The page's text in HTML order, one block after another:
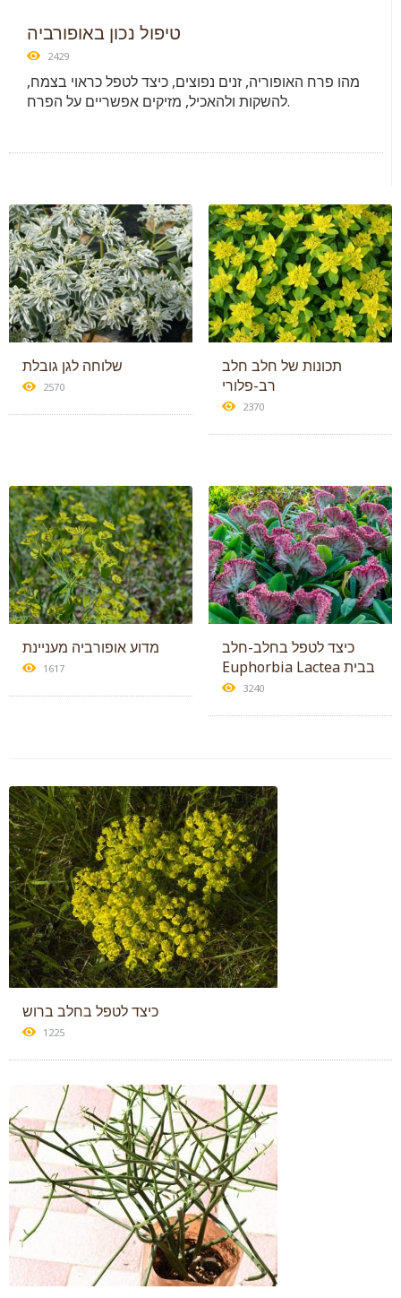
טיפול נכון באופורביה
2429
מהו פרח האופוריה, זנים נפוצים, כיצד לטפל כראוי בצמח,
להשקות ולהאכיל, מזיקים אפשריים על הפרח.
שלוחה לגן גובלת
2570
תכונות של חלב חלב
רב-פלורי
2370
מדוע אופורביה מעניינת
1617
כיצד לטפל בחלב-חלב
Euphorbia Lactea בבית
3240
כיצד לטפל בחלב ברוש
1225